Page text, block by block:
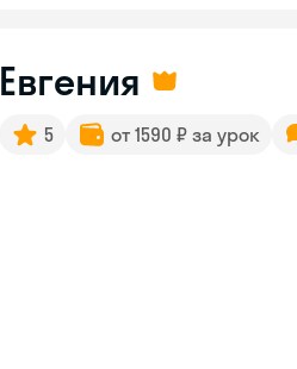
Евгения
5 от 1590 ₽ за урок